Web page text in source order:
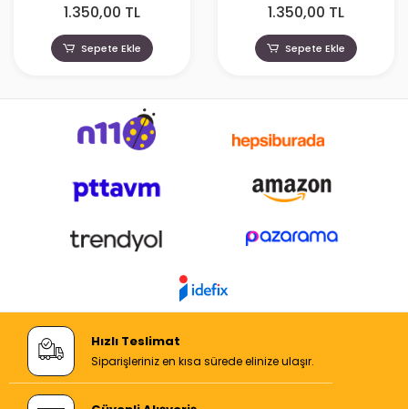
1.350,00 TL
Sepete Ekle
1.350,00 TL
Sepete Ekle
Hızlı Teslimat
Siparişleriniz en kısa sürede elinize ulaşır.